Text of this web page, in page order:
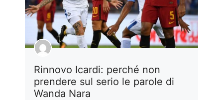
Rinnovo Icardi: perché non
prendere sul serio le parole di
Wanda Nara